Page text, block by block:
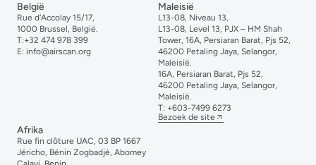
België
Rue d'Accolay 15/17,
1000 Brussel, België.
T:+32 474 978 399
E: info@airscan.org
Maleisië
L13-08, Niveau 13,
L13-08, Level 13, PJX – HM Shah
Tower, 16A, Persiaran Barat, Pjs 52,
46200 Petaling Jaya, Selangor,
Maleisië.
16A, Persiaran Barat, Pjs 52,
46200 Petaling Jaya, Selangor,
Maleisië.
T: +603-7499 6273
Bezoek de site
Afrika
Rue fin clôture UAC, 03 BP 1667
Jéricho, Bénin Zogbadjè, Abomey